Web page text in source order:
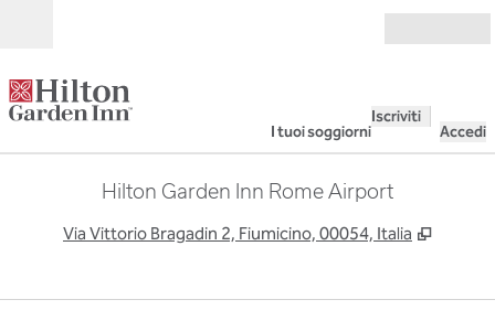
I tuoi soggiorni
Iscriviti
Accedi
Hilton Garden Inn Rome Airport
Via Vittorio Bragadin 2, Fiumicino, 00054, Italia ,